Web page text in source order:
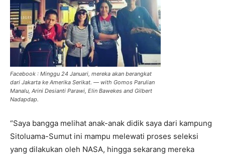
Facebook : Minggu 24 Januari, mereka akan berangkat
dari Jakarta ke Amerika Serikat. — with Gomos Parulian
Manalu, Arini Desianti Parawi, Elin Bawekes and Gilbert
Nadapdap.
“Saya bangga melihat anak-anak didik saya dari kampung
Sitoluama-Sumut ini mampu melewati proses seleksi
yang dilakukan oleh NASA, hingga sekarang mereka